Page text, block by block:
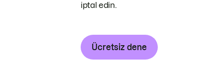
iptal edin.
Ücretsiz dene